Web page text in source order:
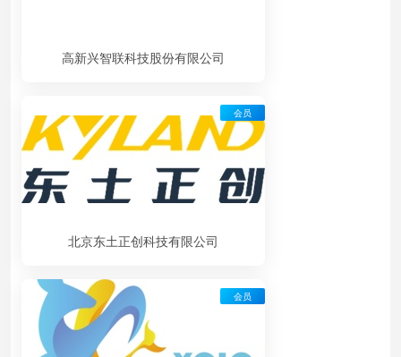
高新兴智联科技股份有限公司
北京东土正创科技有限公司
会员
会员